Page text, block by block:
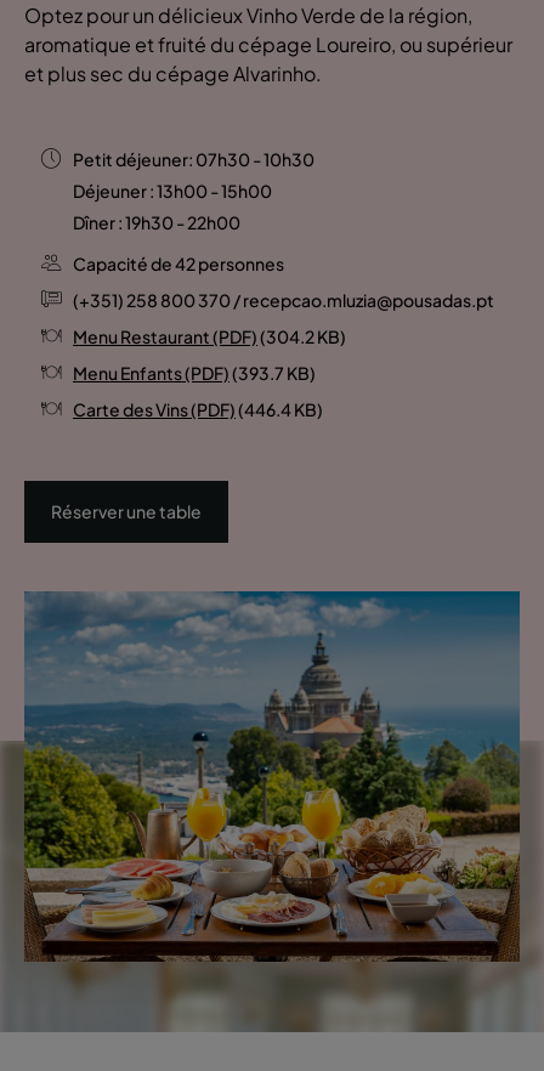
Optez pour un délicieux Vinho Verde de la région,
aromatique et fruité du cépage Loureiro, ou supérieur
et plus sec du cépage Alvarinho.
Petit déjeuner: 07h30 - 10h30
Déjeuner : 13h00 - 15h00
Dîner : 19h30 - 22h00
Capacité de 42 personnes
(+351) 258 800 370 / recepcao.mluzia@pousadas.pt
Menu Restaurant (PDF)(304.2 KB)
Menu Enfants (PDF)(393.7 KB)
Carte des Vins (PDF)(446.4 KB)
Réserver une table